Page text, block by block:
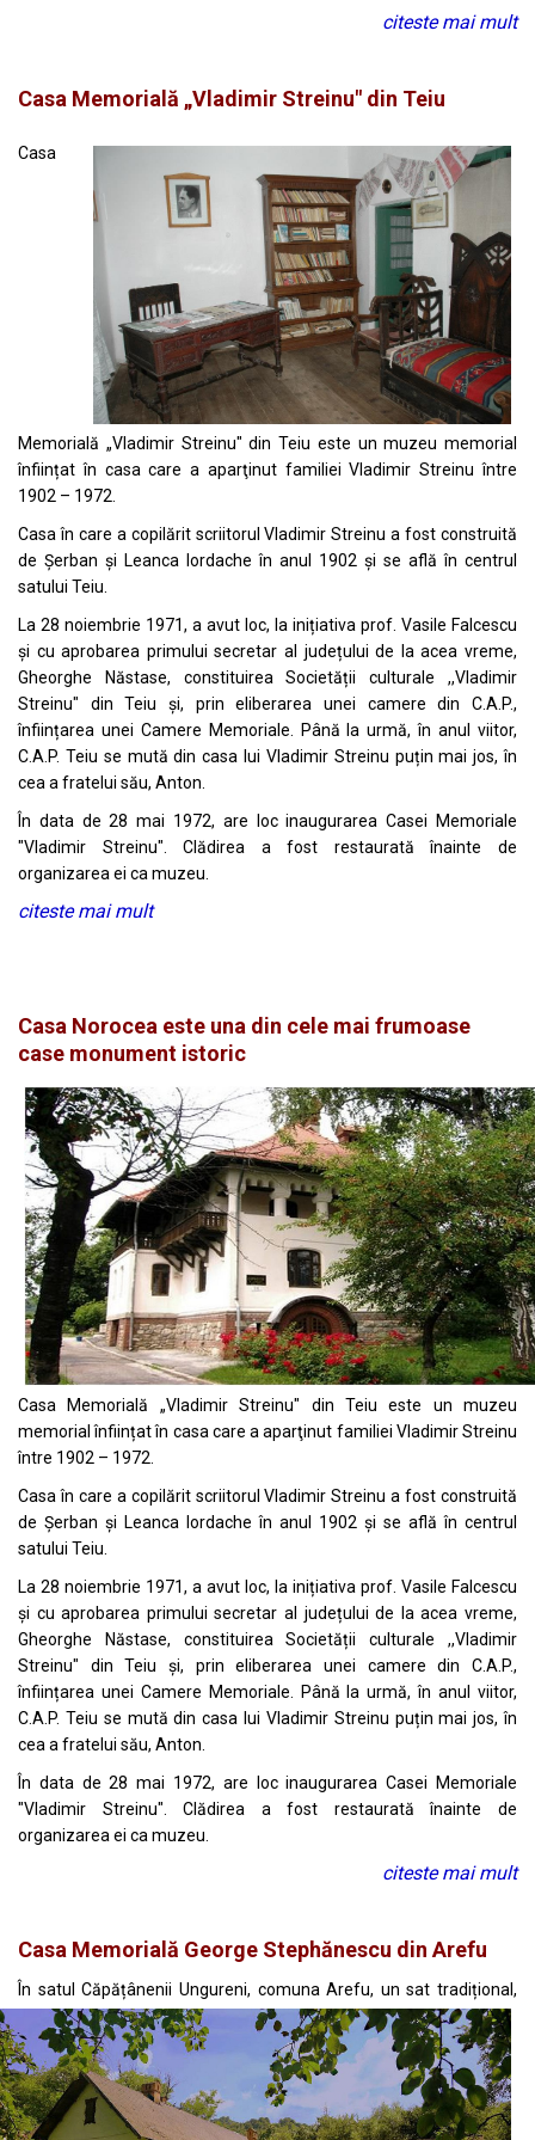
citeste mai mult
Casa Memorială „Vladimir Streinu" din Teiu
Casa
Memorială „Vladimir Streinu" din Teiu este un muzeu memorial
înființat în casa care a aparţinut familiei Vladimir Streinu între
1902 – 1972.
Casa în care a copilărit scriitorul Vladimir Streinu a fost construită
de Șerban și Leanca Iordache în anul 1902 și se află în centrul
satului Teiu.
La 28 noiembrie 1971, a avut loc, la inițiativa prof. Vasile Falcescu
și cu aprobarea primului secretar al județului de la acea vreme,
Gheorghe Năstase, constituirea Societății culturale ,,Vladimir
Streinu" din Teiu și, prin eliberarea unei camere din C.A.P.,
înființarea unei Camere Memoriale. Până la urmă, în anul viitor,
C.A.P. Teiu se mută din casa lui Vladimir Streinu puțin mai jos, în
cea a fratelui său, Anton.
În data de 28 mai 1972, are loc inaugurarea Casei Memoriale
"Vladimir Streinu". Clădirea a fost restaurată înainte de
organizarea ei ca muzeu.
citeste mai mult
Casa Norocea este una din cele mai frumoase
case monument istoric
Casa Memorială „Vladimir Streinu" din Teiu este un muzeu
memorial înființat în casa care a aparţinut familiei Vladimir Streinu
între 1902 – 1972.
Casa în care a copilărit scriitorul Vladimir Streinu a fost construită
de Șerban și Leanca Iordache în anul 1902 și se află în centrul
satului Teiu.
La 28 noiembrie 1971, a avut loc, la inițiativa prof. Vasile Falcescu
și cu aprobarea primului secretar al județului de la acea vreme,
Gheorghe Năstase, constituirea Societății culturale ,,Vladimir
Streinu" din Teiu și, prin eliberarea unei camere din C.A.P.,
înființarea unei Camere Memoriale. Până la urmă, în anul viitor,
C.A.P. Teiu se mută din casa lui Vladimir Streinu puțin mai jos, în
cea a fratelui său, Anton.
În data de 28 mai 1972, are loc inaugurarea Casei Memoriale
"Vladimir Streinu". Clădirea a fost restaurată înainte de
organizarea ei ca muzeu.
citeste mai mult
Casa Memorială George Stephănescu din Arefu
n satul Căpățânenii Ungureni, comuna Arefu, un sat tradițional,